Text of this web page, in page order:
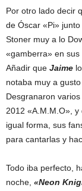
Por otro lado decir
de Óscar «Pi»
Stoner muy a lo
«gamberra» en sus
Añadir que Jaime
notaba muy a
Desgranaron
2012 «A.M.M.O», y
igual forma, sus
para cantarlas y
Todo iba perfecto,
noche, «Neon